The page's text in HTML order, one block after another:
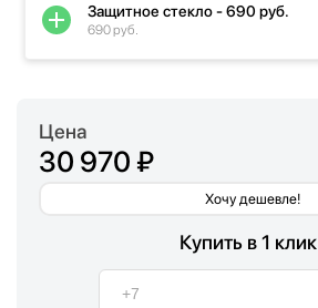
Цена
30 970 ₽
Хочу дешевле!
Купить в 1 клик
Защитное стекло - 690 руб.
690 руб.